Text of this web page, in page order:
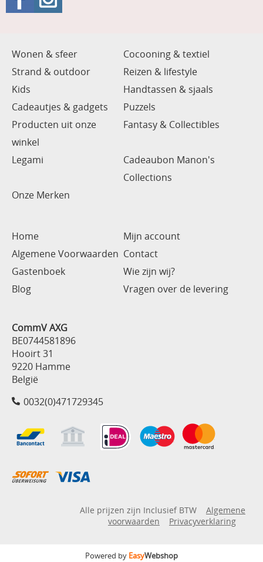
Wonen & sfeer
Cocooning & textiel
Strand & outdoor
Reizen & lifestyle
Kids
Handtassen & sjaals
Cadeautjes & gadgets
Puzzels
Producten uit onze
winkel
Fantasy & Collectibles
Legami
Cadeaubon Manon's
Collections
Onze Merken
Home
Mijn account
Algemene Voorwaarden Contact
Gastenboek
Wie zijn wij?
Blog
Vragen over de levering
CommV AXG
BE0744581896
Hooirt 31
9220 Hamme
België
0032(0)471729345
Alle prijzen zijn Inclusief BTW
Algemene
voorwaarden
Privacyverklaring
Powered by EasyWebshop